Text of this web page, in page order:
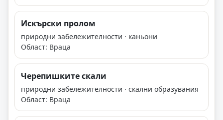
Искърски пролом
природни забележителности · каньони
Област: Враца
Черепишките скали
природни забележителности · скални образувания
Област: Враца